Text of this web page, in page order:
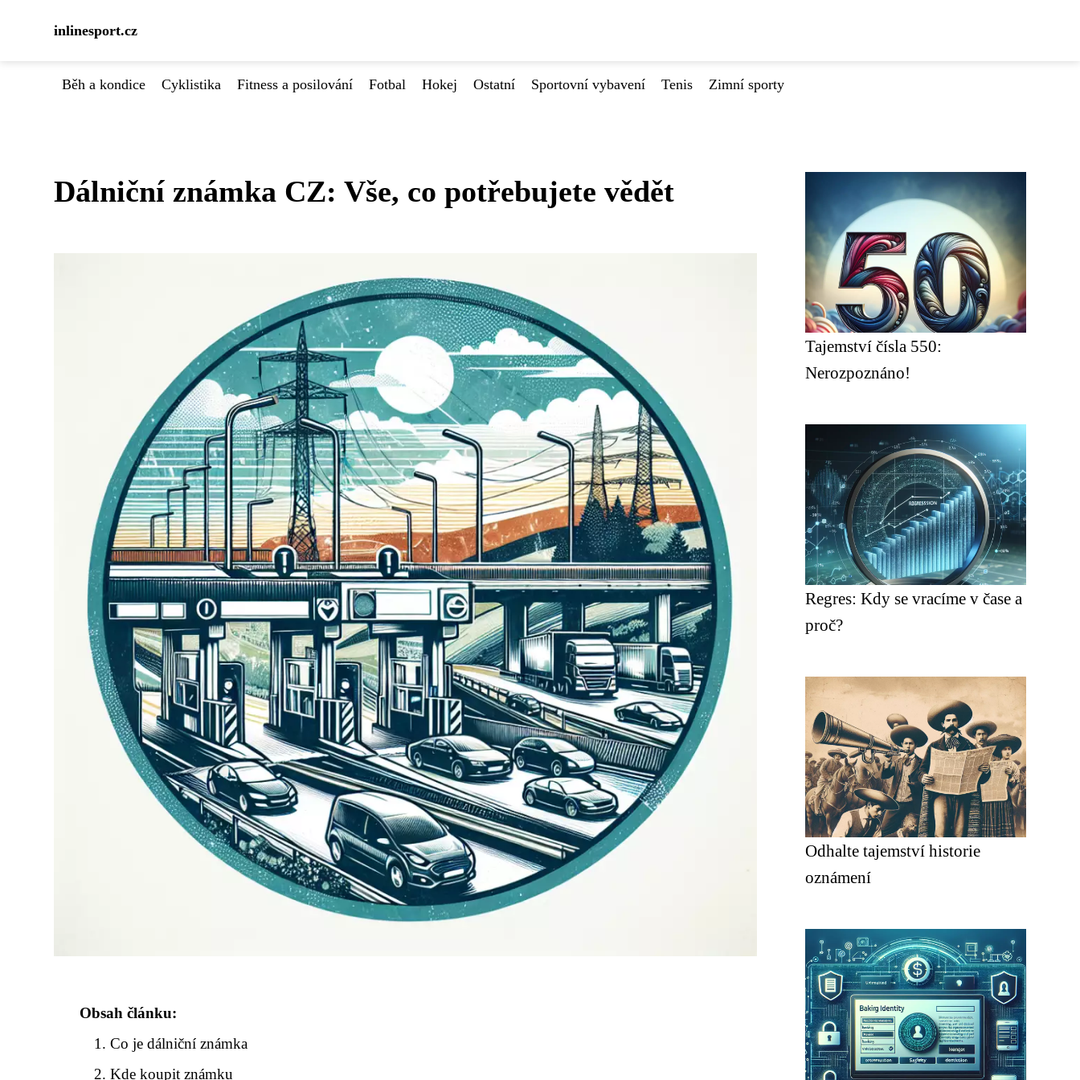
inlinesport.cz
Běh a kondice Cyklistika Fitness a posilování Fotbal Hokej Ostatní Sportovní vybavení Tenis Zimní sporty
Dálniční známka CZ: Vše, co potřebujete vědět
Obsah článku:
Co je dálniční známka
Kde koupit známku
Tajemství čísla 550:
Nerozpoznáno!
Regres: Kdy se vracíme v čase a
proč?
Odhalte tajemství historie
oznámení